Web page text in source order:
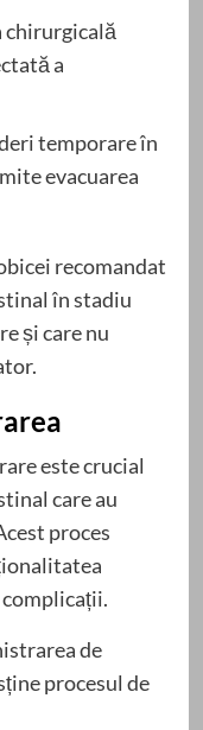
chirurgicală
a
temporare în
evacuarea
recomandat
în stadiu
și care nu
este crucial
care au
proces
de
procesul de